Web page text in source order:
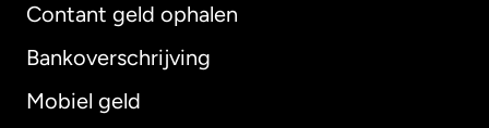
Contant geld ophalen
Bankoverschrijving
Mobiel geld